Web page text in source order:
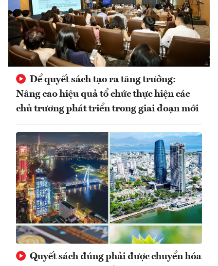
Để quyết sách tạo ra tăng trưởng:
Nâng cao hiệu quả tổ chức thực hiện các
chủ trương phát triển trong giai đoạn mới
Quyết sách đúng phải được chuyển hóa